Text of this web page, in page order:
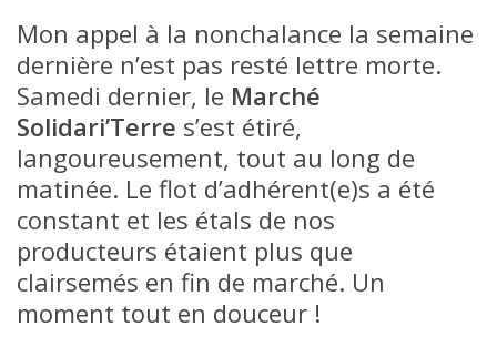
Mon appel à la nonchalance la semaine
dernière n’est pas resté lettre morte.
Samedi dernier, le Marché
Solidari’Terre s’est étiré,
langoureusement, tout au long de
matinée. Le flot d’adhérent(e)s a été
constant et les étals de nos
producteurs étaient plus que
clairsemés en fin de marché. Un
moment tout en douceur !